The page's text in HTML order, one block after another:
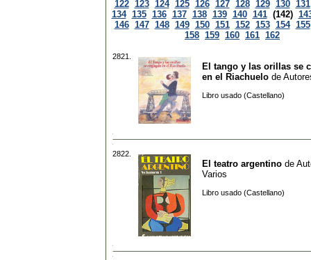
122 123 124 125 126 127 128 129 130 131
134 135 136 137 138 139 140 141 (142)
146 147 148 149 150 151 152 153 154 155
158 159 160 161 162
2821.
El tango y las orillas se
en el Riachuelo de
Libro usado (Castellano)
2822.
El teatro argentino de
Varios
Libro usado (Castellano)